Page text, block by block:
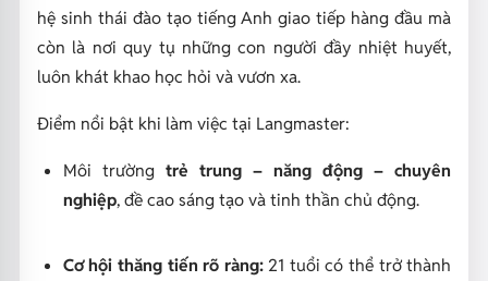
hệ sinh thái đào tạo tiếng Anh giao tiếp hàng đầu mà
còn là nơi quy tụ những con người đầy nhiệt huyết,
luôn khát khao học hỏi và vươn xa.
Điểm nổi bật khi làm việc tại Langmaster:
Môi trường trẻ trung – năng động – chuyên
nghiệp, đề cao sáng tạo và tinh thần chủ động.
Cơ hội thăng tiến rõ ràng:21 tuổi có thể trở thành